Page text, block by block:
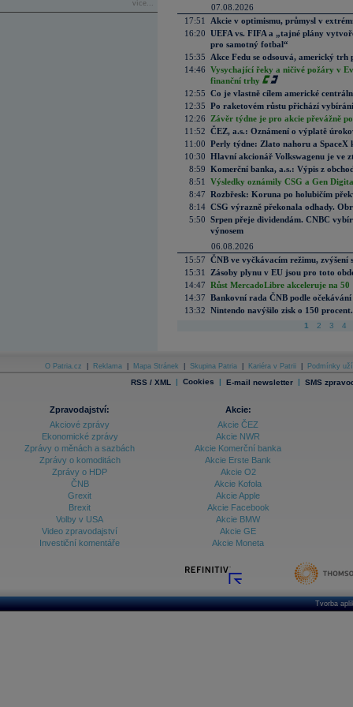
více...
07.08.2026
17:51
Akcie v optimismu, průmysl v
16:20 UEFA vs. FIFA a „tajné plány
pro samotný fotbal“
15:35
Akce Fedu se odsouvá, americký
14:46 Vysychající řeky a ničivé požáry v
finanční trhy
12:55 Co je vlastně cílem americké
12:35 Po raketovém růstu přichází
12:26
Závěr týdne je pro akcie převážně
11:52 ČEZ, a.s.: Oznámení o výplatě
11:00 Perly týdne: Zlato nahoru a SpaceX
10:30 Hlavní akcionář Volkswagenu je ve
8:59 Komerční banka, a.s.: Výpis z
8:51
Výsledky oznámily CSG a Gen
8:47 Rozbřesk: Koruna po holubičím
8:14 CSG výrazně překonala odhady.
5:50 Srpen přeje dividendám. CNBC
výnosem
06.08.2026
15:57 ČNB ve vyčkávacím režimu, zvýšení
15:31
Zásoby plynu v EU jsou pro toto
14:47 Růst MercadoLibre akceleruje na
14:37 Bankovní rada ČNB podle
13:32 Nintendo navýšilo zisk o 150
1 2 3 4
O Patria.cz Reklama Mapa Stránek Skupina Patria Kariéra v Patrii Podmínky
RSS / XML | Cookies | E-mail newsletter | SMS
Zpravodajství:
Akciové zprávy
Ekonomické zprávy
Zprávy o měnách a sazbách
Zprávy o komoditách
Zprávy o HDP
ČNB
Grexit
Brexit
Volby v USA
Video zpravodajství
Investiční komentáře
Akcie:
Akcie ČEZ
Akcie NWR
Akcie Komerční banka
Akcie Erste Bank
Akcie O2
Akcie Kofola
Akcie Apple
Akcie Facebook
Akcie BMW
Akcie GE
Akcie Moneta
Tvorba